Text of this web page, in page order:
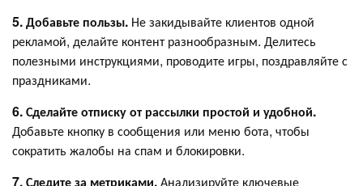
5. Добавьте пользы. Не закидывайте клиентов одной
рекламой, делайте контент разнообразным. Делитесь
полезными инструкциями, проводите игры, поздравляйте с
праздниками.
6. Сделайте отписку от рассылки простой и удобной.
Добавьте кнопку в сообщения или меню бота, чтобы
сократить жалобы на спам и блокировки.
7. Следите за метриками.Анализируйте ключевые